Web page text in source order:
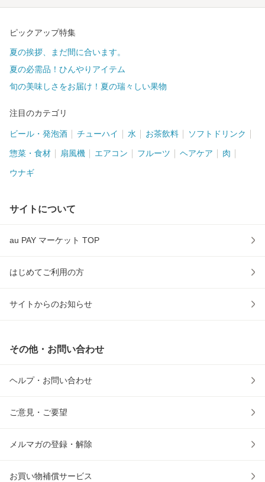
ピックアップ特集
夏の挨拶、まだ間に合います。
夏の必需品！ひんやりアイテム
旬の美味しさをお届け！夏の瑞々しい果物
注目のカテゴリ
ビール・発泡酒 チューハイ 水 お茶飲料 ソフトドリンク
惣菜・食材 扇風機 エアコン フルーツ ヘアケア 肉
ウナギ
サイトについて
au PAY マーケット TOP
はじめてご利用の方
サイトからのお知らせ
その他・お問い合わせ
ヘルプ・お問い合わせ
ご意見・ご要望
メルマガの登録・解除
お買い物補償サービス